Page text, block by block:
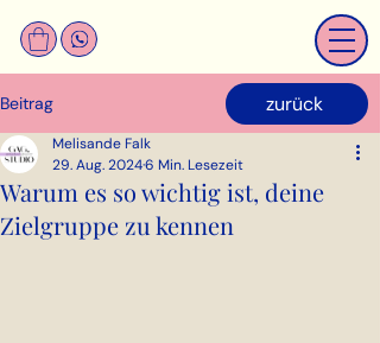
Beitrag
Warum es so wichtig ist, deine
Zielgruppe zu kennen
Melisande Falk
29. Aug. 20246 Min. Lesezeit
zurück